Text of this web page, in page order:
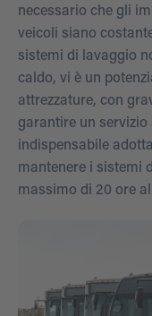
necessario che gli
veicoli siano
sistemi di lavaggio
caldo, vi è un
attrezzature, con
garantire un servizio
indispensabile
mantenere i sistemi
massimo di 20 ore